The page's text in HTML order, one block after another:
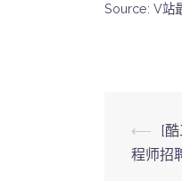
Source: V站
⟵
[
程师招